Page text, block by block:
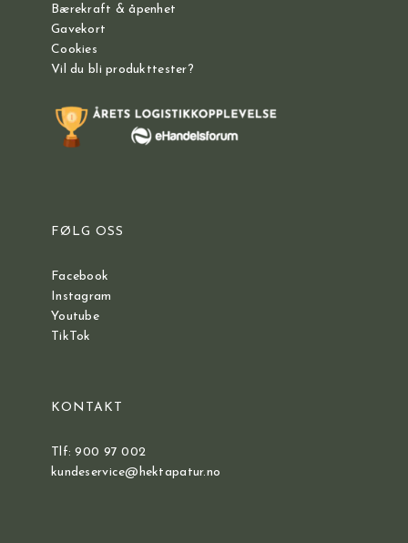
Bærekraft & åpenhet
Gavekort
Cookies
Vil du bli produkttester?
FØLG OSS
Facebook
Instagram
Youtube
TikTok
KONTAKT
Tlf: 900 97 002
kundeservice@hektapatur.no